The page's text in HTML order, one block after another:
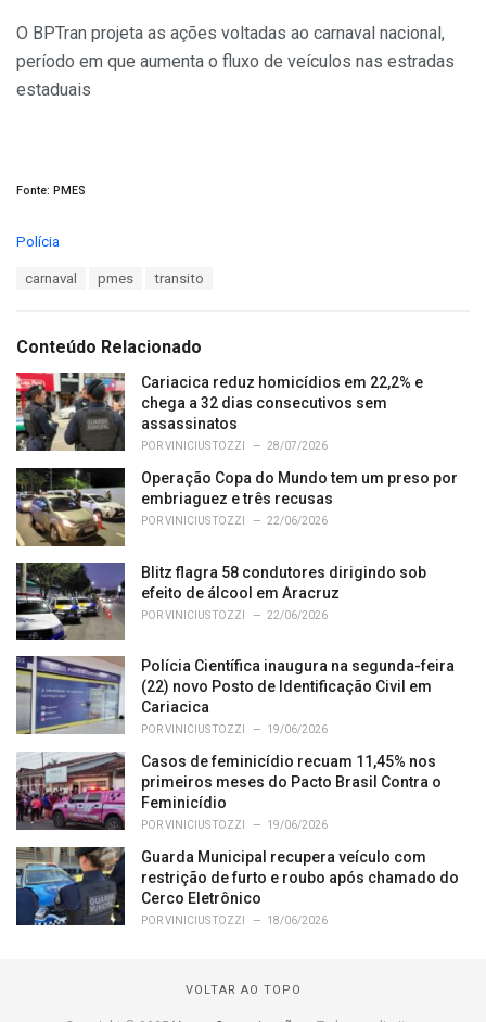
O BPTran projeta as ações voltadas ao carnaval nacional,
período em que aumenta o fluxo de veículos nas estradas
estaduais
Fonte: PMES
C
o
r
i
e
s
:
Polícia
:
carnaval pmes transito
Conteúdo Relacionado
Cariacica reduz homicídios em 22,2% e
chega a 32 dias consecutivos sem
assassinatos
PORVINICIUS TOZZI 28/07/2026
Operação Copa do Mundo tem um preso por
embriaguez e três recusas
PORVINICIUS TOZZI 22/06/2026
Blitz flagra 58 condutores dirigindo sob
efeito de álcool em Aracruz
PORVINICIUS TOZZI 22/06/2026
Polícia Científica inaugura na segunda-feira
(22) novo Posto de Identificação Civil em
Cariacica
PORVINICIUS TOZZI 19/06/2026
Casos de feminicídio recuam 11,45% nos
primeiros meses do Pacto Brasil Contra o
Feminicídio
PORVINICIUS TOZZI 19/06/2026
Guarda Municipal recupera veículo com
restrição de furto e roubo após chamado do
Cerco Eletrônico
PORVINICIUS TOZZI 18/06/2026
VOLTAR AO TOPO